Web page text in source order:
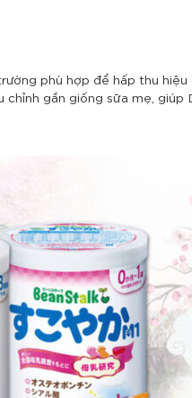
phù hợp để hấp thu
gần giống sữa mẹ,